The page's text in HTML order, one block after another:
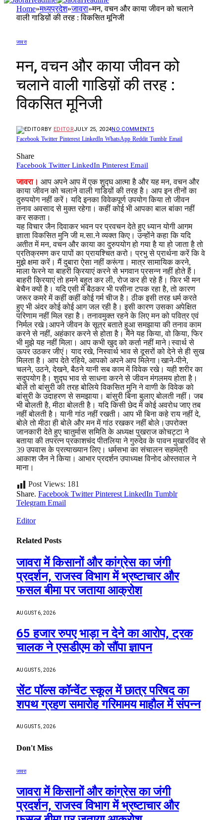
Home»मध्यप्रदेश»जावरा»मन, वचन और काया जीवन को चलाने
वाली गाडिय़ों की तरह : विकसित मूनिजी
जावरा
मन, वचन और काया जीवन को
चलाने वाली गाडिय़ों की तरह :
विकसित मूनिजी
BY EDITORJULY 25, 2024NO COMMENTS
Facebook Twitter Pinterest LinkedIn WhatsApp Reddit Tumblr Email
Share
Facebook Twitter LinkedIn Pinterest Email
जावरा। आप अपने आप में एक शुद्घ आत्मा है और यह मन, वचन और
काया जीवन को चलाने वाली गाडिय़ों की तरह है। आप इन तीनों का
दुरुपयोग नहीं करें। यदि इनका विवेकपूर्ण उपयोग किया तो जीवन
तनाव अवसाद से मुक्त रहेगा। कहीं कोई भी आपका बाल बांका नहीं
कर सकता।
यह विचार जैन दिवाकर भवन पर प्रवचन देते हुए ध्यान योगी आगम
ज्ञाता विकसित मुनि जी म.सा.ने व्यक्त किए। उन्होंने कहा कि यदि
अतीत में मन, वचन और काया का दुरुपयोग हो गया है या हो जाता है तो
प्रतिक्रमण कर पापों का प्रायश्चित करो। प्रभु से प्रार्थना करें कि वे
मुझे क्षमा करें। मैं दुबारा ऐसा नहीं करूंगा। मात्र सामायिक करने,
माला फेरने या बाहरी क्रियाएं करने से भगवान प्रसन्न नहीं होते हैं।
बाहरी क्रियाएं तो हमने बहुत कर ली, रोज कर ही रहे हैं। फिर भी मन
बेचैन क्यों है। यदि एसी में बैठकर भी पसीना टपक रहा है, तो कारण
जरूर कमरे में कहीं कहीं कोई गर्म चीज है। ठीक इसी तरह धर्म करते
हुए भी अंदर कोई कोई आग जल रही है। इसी कारण उसका अपेक्षित
परिणाम नहीं मिल रहा है। तनावमुक्त रहने के लिए मन को पवित्र एवं
निर्मल रखे।आपने जीवन के सूत्र बताते हुआ समझाया की तनाव काम
करने से नहीं, अहंकार करने से होता है। मैंने यह किया, वो किया, फिर
भी मुझे यह नहीं मिला। आप कभी खुद को कर्ता नहीं माने।स्वार्थ से
ऊपर उठकर जीएं।याद रखे, निस्वार्थ भाव से दूसरों को देने से ही सुख
मिलता है। आप देते रहिये, आपको अपने आप मिलेगा।खाने-पीने,
चलने, उठने, देखने, बैठने यानी सब काम में विवेक रखे। यही शरीर का
सदुपयोग है। शुद्घ भाव से साधना करने से जीवन मंगलमय होता है।
बोलें तो बांसुरी की तरह बोलिये विकसित मुनि ने वाणी के विवेक को
बांसुरी के उदाहरण से समझाया। बांसुरी बिना बुलाए बोलती नहीं। जब
भी बोलती है, मीठा बोलती है। यदि किसी छेद में कोई अवरोध जाए तब
नहीं बोलती है। यानी गांठ नहीं रखती। आप भी बिना कहे राय नहीं दे,
बोले तो मीठा ही बोले और मन में गांठ रखकर नहीं बोले।उपरोक्त
जानकारी देते हुए चातुर्मास समिति के अध्यक्ष पुखराज कोचट्टा ने
बताया की तपरत्न प्रकाशचंद पीतलिया ने गुरुदेव के पावन मुखारविंद से
39 उपवास के प्रत्याख्यान लिए। धर्मसभा का संचालन सहमंत्री
आकाश जैन ने किया। आभार प्रदर्शन उपाध्यक्ष विनोद ओस्तवाल ने
माना।
Post Views: 181
Share. Facebook Twitter Pinterest LinkedIn Tumblr
Telegram Email
Editor
Related Posts
जावरा में किसानों और कांग्रेस का जंगी
प्रदर्शन, राजस्व विभाग में भ्रष्टाचार और
फसल बीमा पर जताया आक्रोश
AUGUST 6, 2026
65 हजार रुपए भाड़ा न देने का आरोप, ट्रक
चालक ने एसडीएम को सौंपा ज्ञापन
AUGUST 5, 2026
सेंट पॉल्स कॉन्वेंट स्कूल में छात्र परिषद का
शपथ ग्रहण समारोह गरिमामय माहौल में संपन्न
AUGUST 5, 2026
Don't Miss
जावरा
जावरा में किसानों और कांग्रेस का जंगी
प्रदर्शन, राजस्व विभाग में भ्रष्टाचार और